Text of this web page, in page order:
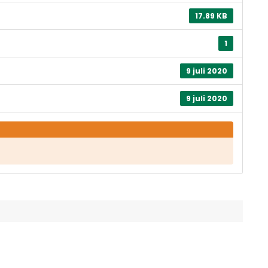
17.89 KB
1
9 juli 2020
9 juli 2020